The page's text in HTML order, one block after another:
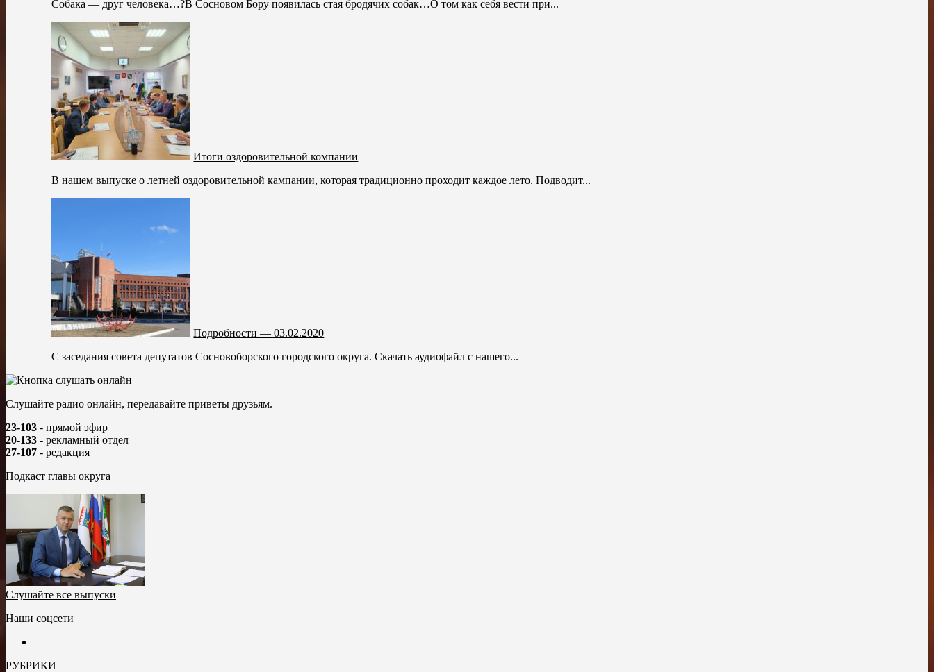
Собака — друг человека…?В Сосновом Бору появилась стая бродячих собак…О том как себя вести при...
Итоги оздоровительной компании
В нашем выпуске о летней оздоровительной кампании, которая традиционно проходит каждое лето. Подводит...
Подробности — 03.02.2020
С заседания совета депутатов Сосновоборского городского округа. Скачать аудиофайл с нашего...
Слушайте радио онлайн, передавайте приветы друзьям.
23-103 - прямой эфир
20-133 - рекламный отдел
27-107 - редакция
Подкаст главы округа
Слушайте все выпуски
Наши соцсети
РУБРИКИ